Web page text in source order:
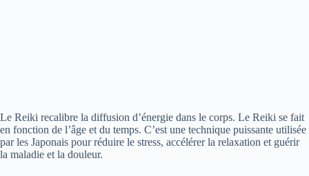
Le Reiki recalibre la diffusion d’énergie dans le corps. Le Reiki se fait
en fonction de l’âge et du temps. C’est une technique puissante utilisée
par les Japonais pour réduire le stress, accélérer la relaxation et guérir
la maladie et la douleur.